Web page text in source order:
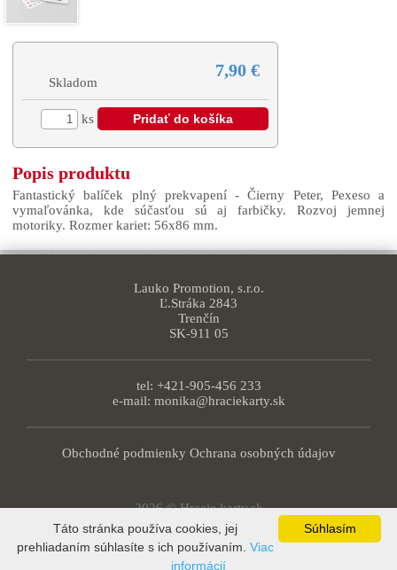
Skladom
7,90 €
ks
Popis produktu
Fantastický balíček plný prekvapení - Čierny Peter, Pexeso a
vymaľovánka, kde súčasťou sú aj farbičky. Rozvoj jemnej
motoriky. Rozmer kariet: 56x86 mm.
Lauko Promotion, s.r.o.
Ľ.Stráka 2843
Trenčín
SK-911 05
tel: +421-905-456 233
e-mail: monika@hraciekarty.sk
Obchodné podmienky Ochrana osobných údajov
2026 © Hracie karty.sk
Súhlasím
Táto stránka používa cookies, jej
prehliadaním súhlasíte s ich používaním. Viac
informácií